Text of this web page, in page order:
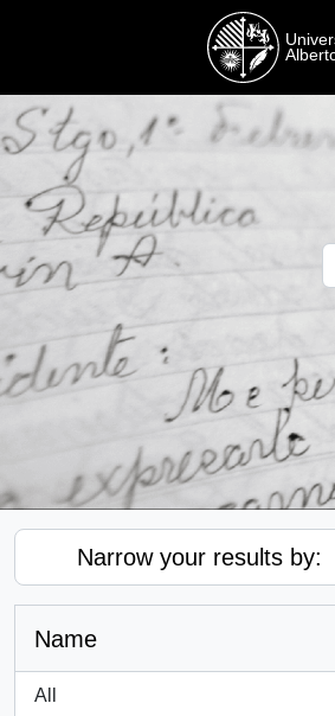
Narrow your results by:
Name
All